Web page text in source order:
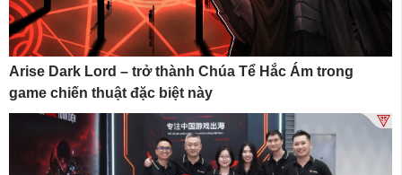
Arise Dark Lord – trở thành Chúa Tể Hắc Ám trong
game chiến thuật đặc biệt này